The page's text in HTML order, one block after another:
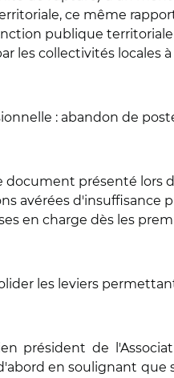
ce même
publique territoriale
les collectivités locales
: abandon de
document présenté lors
avérées d'insuffisance
en charge dès les
les leviers
président de
en soulignant